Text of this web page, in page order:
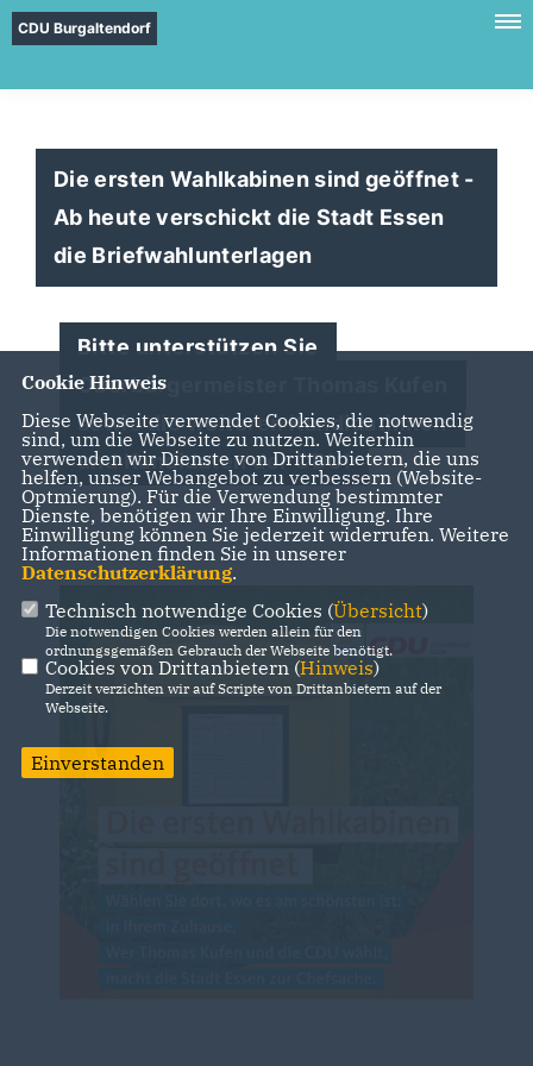
CDU Burgaltendorf
Die ersten Wahlkabinen sind geöffnet -
Ab heute verschickt die Stadt Essen
die Briefwahlunterlagen
Bitte unterstützen Sie
Oberbürgermeister Thomas Kufen
sowie die weiteren Kandidatinnen
und Kandidaten der CDU!
Cookie Hinweis
Diese Webseite verwendet Cookies, die notwendig
sind, um die Webseite zu nutzen. Weiterhin
verwenden wir Dienste von Drittanbietern, die uns
helfen, unser Webangebot zu verbessern (Website-
Optmierung). Für die Verwendung bestimmter
Dienste, benötigen wir Ihre Einwilligung. Ihre
Einwilligung können Sie jederzeit widerrufen. Weitere
Informationen finden Sie in unserer
Datenschutzerklärung.
Technisch notwendige Cookies (Übersicht)
Die notwendigen Cookies werden allein für den
ordnungsgemäßen Gebrauch der Webseite benötigt.
Cookies von Drittanbietern (Hinweis)
Derzeit verzichten wir auf Scripte von Drittanbietern auf der
Webseite.
Einverstanden